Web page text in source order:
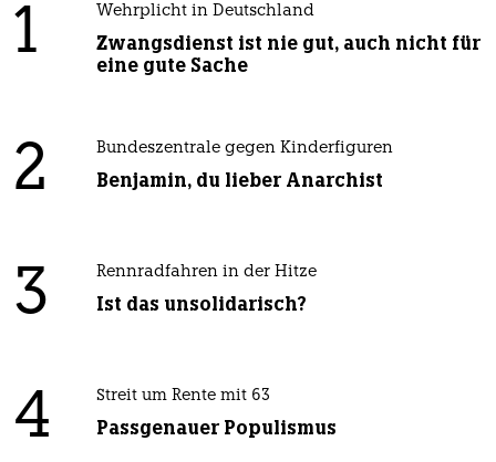
1 Wehrplicht in Deutschland
Zwangsdienst ist nie gut, auch nicht für
eine gute Sache
2 Bundeszentrale gegen Kinderfiguren
Benjamin, du lieber Anarchist
3 Rennradfahren in der Hitze
Ist das unsolidarisch?
4 Streit um Rente mit 63
Passgenauer Populismus